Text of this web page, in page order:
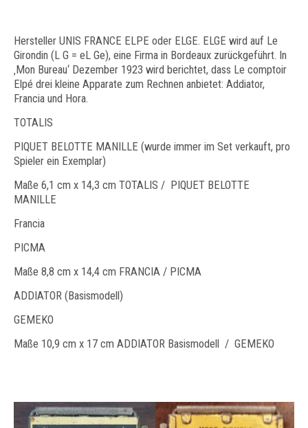
Hersteller UNIS FRANCE ELPE oder ELGE. ELGE wird auf Le
Girondin (L G = eL Ge), eine Firma in Bordeaux zurückgeführt. In
‚Mon Bureau‘ Dezember 1923 wird berichtet, dass Le comptoir
Elpé drei kleine Apparate zum Rechnen anbietet: Addiator,
Francia und Hora.
TOTALIS
PIQUET BELOTTE MANILLE (wurde immer im Set verkauft, pro
Spieler ein Exemplar)
Maße 6,1 cm x 14,3 cm TOTALIS / PIQUET BELOTTE
MANILLE
Francia
PICMA
Maße 8,8 cm x 14,4 cm FRANCIA / PICMA
ADDIATOR (Basismodell)
GEMEKO
Maße 10,9 cm x 17 cm ADDIATOR Basismodell / GEMEKO